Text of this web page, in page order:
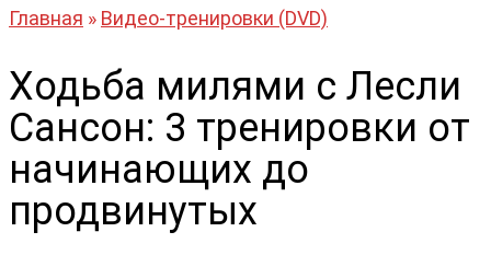
Главная » Видео-тренировки (DVD)
Ходьба милями с Лесли
Сансон: 3 тренировки от
начинающих до
продвинутых